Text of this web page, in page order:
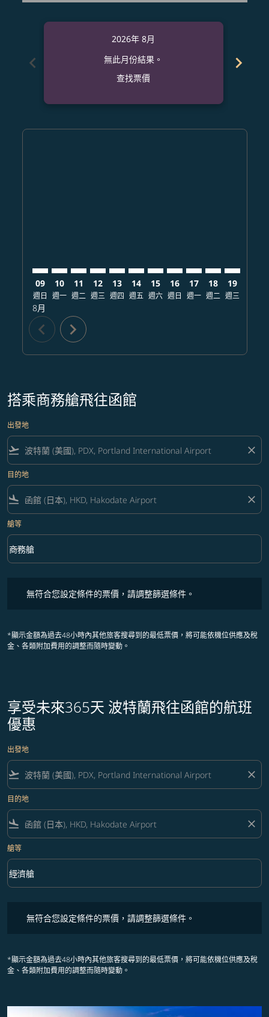
chevron_left
2026年 8月
無此月份結果。
查找票價
chevron_right
09
週日
8月
10
週一
11
週二
12
週三
13
週四
14
週五
15
週六
16
週日
17
週一
18
週二
19
週三
chevron_left chevron_right
搭乘商務艙飛往函館
出發地
flight_takeoff close
目的地
flight_land close
艙等
艙等 option 商務艙 Selected
商務艙
keyboard_arrow_down
無符合您設定條件的票價，請調整篩選條件。
*顯示金額為過去48小時內其他旅客搜尋到的最低票價，將可能依機位供應及稅
金、各類附加費用的調整而隨時變動。
享受未來365天 波特蘭飛往函館的航班
優惠
出發地
flight_takeoff close
目的地
flight_land close
艙等
艙等 option 經濟艙 Selected
經濟艙
keyboard_arrow_down
無符合您設定條件的票價，請調整篩選條件。
*顯示金額為過去48小時內其他旅客搜尋到的最低票價，將可能依機位供應及稅
金、各類附加費用的調整而隨時變動。